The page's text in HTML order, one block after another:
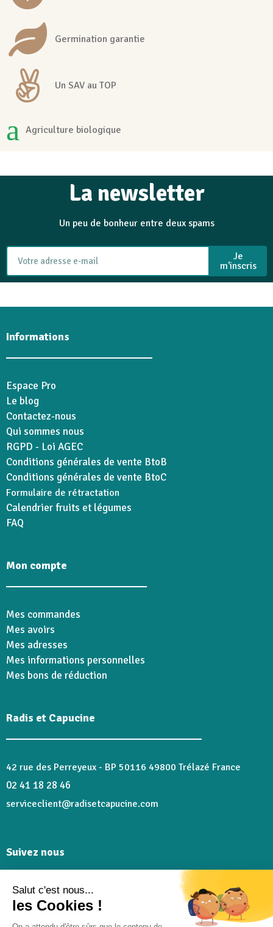
Salut c'est nous...
les Cookies !
Germination garantie
Un SAV au TOP
Agriculture biologique
La newsletter
Un peu de bonheur entre deux spams
Je
m'inscris
Informations
Espace Pro
Le blog
Contactez-nous
Qui sommes nous
RGPD - Loi AGEC
Conditions générales de vente BtoB
Conditions générales de vente BtoC
Formulaire de rétractation
Calendrier fruits et légumes
FAQ
Mon compte
Mes commandes
Mes avoirs
Mes adresses
Mes informations personnelles
Mes bons de réduction
Radis et Capucine
42 rue des Perreyeux - BP 50116 49800 Trélazé France
02 41 18 28 46
serviceclient@radisetcapucine.com
Suivez nous
Rejoignez-nous et partagez plein de bons moments sur
nos réseaux @radisetcapucine